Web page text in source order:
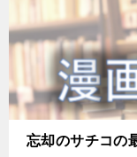
忘却のサチコの